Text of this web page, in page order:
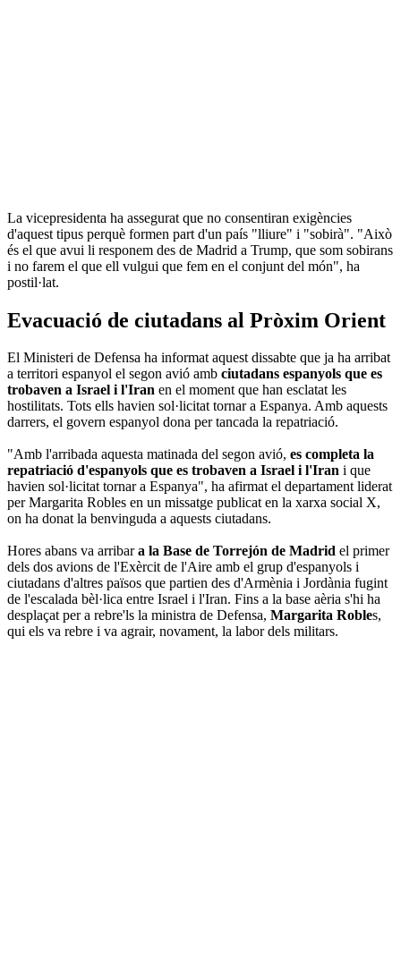
La vicepresidenta ha assegurat que no consentiran exigències
d'aquest tipus perquè formen part d'un país "lliure" i "sobirà". "Això
és el que avui li responem des de Madrid a Trump, que som sobirans
i no farem el que ell vulgui que fem en el conjunt del món", ha
postil·lat.
Evacuació de ciutadans al Pròxim Orient
El Ministeri de Defensa ha informat aquest dissabte que ja ha arribat
a territori espanyol el segon avió amb ciutadans espanyols que es
trobaven a Israel i l'Iran en el moment que han esclatat les
hostilitats. Tots ells havien sol·licitat tornar a Espanya. Amb aquests
darrers, el govern espanyol dona per tancada la repatriació.
"Amb l'arribada aquesta matinada del segon avió, es completa la
repatriació d'espanyols que es trobaven a Israel i l'Iran i que
havien sol·licitat tornar a Espanya", ha afirmat el departament liderat
per Margarita Robles en un missatge publicat en la xarxa social X,
on ha donat la benvinguda a aquests ciutadans.
Hores abans va arribara la Base de Torrejón de Madrid el primer
dels dos avions de l'Exèrcit de l'Aire amb el grup d'espanyols i
ciutadans d'altres països que partien des d'Armènia i Jordània fugint
de l'escalada bèl·lica entre Israel i l'Iran. Fins a la base aèria s'hi ha
desplaçat per a rebre'ls la ministra de Defensa, Margarita Robles,
qui els va rebre i va agrair, novament, la labor dels militars.